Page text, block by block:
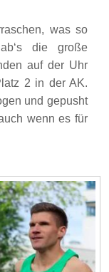
was so
die große
auf der Uhr
2 in der AK.
und gepusht
wenn es für